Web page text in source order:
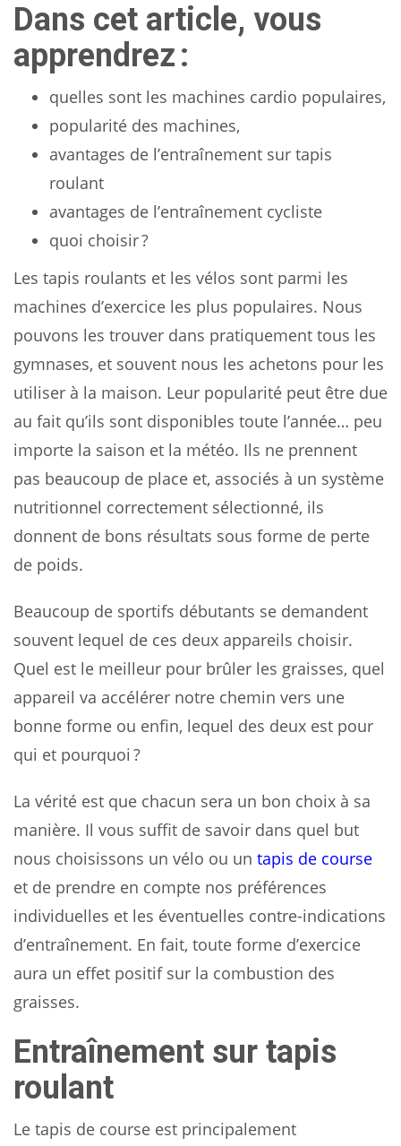
Dans cet article, vous
apprendrez :
quelles sont les machines cardio populaires,
popularité des machines,
avantages de l’entraînement sur tapis
roulant
avantages de l’entraînement cycliste
quoi choisir ?
Les tapis roulants et les vélos sont parmi les
machines d’exercice les plus populaires. Nous
pouvons les trouver dans pratiquement tous les
gymnases, et souvent nous les achetons pour les
utiliser à la maison. Leur popularité peut être due
au fait qu’ils sont disponibles toute l’année… peu
importe la saison et la météo. Ils ne prennent
pas beaucoup de place et, associés à un système
nutritionnel correctement sélectionné, ils
donnent de bons résultats sous forme de perte
de poids.
Beaucoup de sportifs débutants se demandent
souvent lequel de ces deux appareils choisir.
Quel est le meilleur pour brûler les graisses, quel
appareil va accélérer notre chemin vers une
bonne forme ou enfin, lequel des deux est pour
qui et pourquoi ?
La vérité est que chacun sera un bon choix à sa
manière. Il vous suffit de savoir dans quel but
nous choisissons un vélo ou un tapis de course
et de prendre en compte nos préférences
individuelles et les éventuelles contre-indications
d’entraînement. En fait, toute forme d’exercice
aura un effet positif sur la combustion des
graisses.
Entraînement sur tapis
roulant
Le tapis de course est principalement